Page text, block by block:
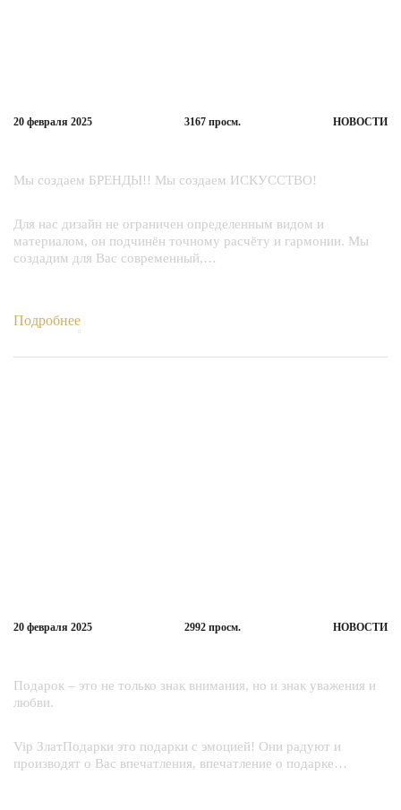
Мы создаем БРЕНДЫ!! Мы создаем ИСКУССТВО!
Для нас дизайн не ограничен определенным видом и
материалом, он подчинён точному расчёту и гармонии. Мы
создадим для Вас современный,…
Подробнее
20 февраля 2025 3167 просм. НОВОСТИ
Подарок – это не только знак внимания, но и знак уважения и
любви.
Vip ЗлатПодарки это подарки с эмоцией! Они радуют и
производят о Вас впечатления, впечатление о подарке…
20 февраля 2025 2992 просм. НОВОСТИ